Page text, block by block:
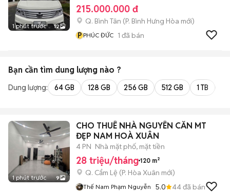
1 phút trước 12
215.000.000 đ
Q. Bình Tân (P. Bình Hưng Hòa mới)
P PHÚC ĐỨC 1 đã bán
Bạn cần tìm dung lượng nào ?
Dung lượng: 64 GB 128 GB 256 GB 512 GB 1 TB
1 phút trước 9
CHO THUÊ NHÀ NGUYÊN CĂN MT
ĐẸP NAM HOÀ XUÂN
4 PN Nhà mặt phố, mặt tiền
28 triệu/tháng 120 m²
Q. Cẩm Lệ (P. Hòa Xuân mới)
Thế Nam Phạm Nguyễn 5.0 44đã bán